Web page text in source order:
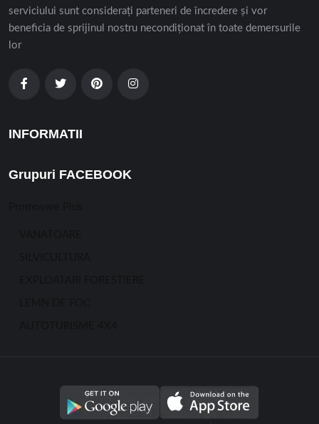
serviciului sunt considerați parteneri de încredere și vor
beneficia de sprijinul nostru necondiționat în toate demersurile
lor
INFORMATII
Grupuri FACEBOOK